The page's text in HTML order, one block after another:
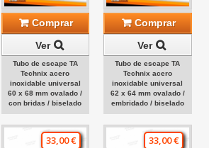
Comprar
Ver
Tubo de escape TA
Technix acero
inoxidable universal
60 x 68 mm ovalado /
con bridas / biselado
Comprar
Ver
Tubo de escape TA
Technix acero
inoxidable universal
62 x 64 mm ovalado /
embridado / biselado
33,00 € 33,00 €